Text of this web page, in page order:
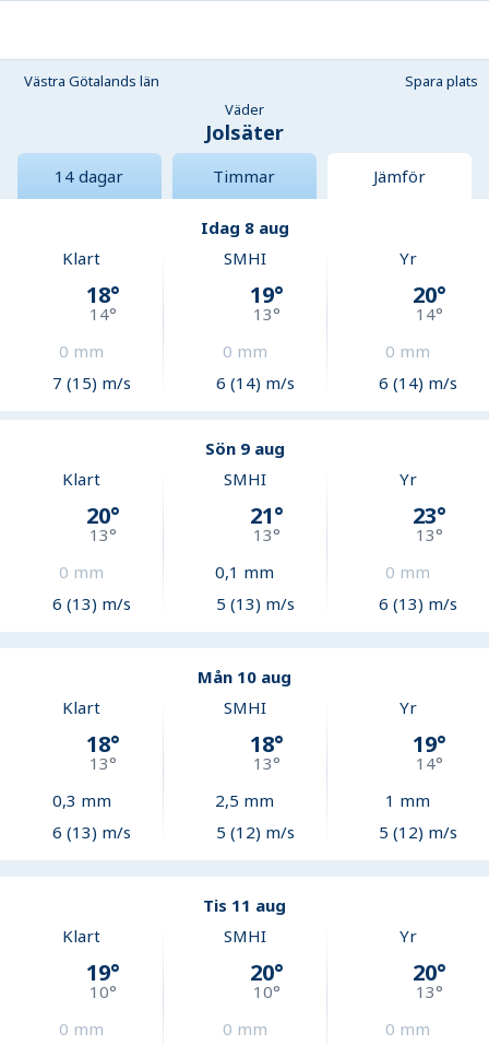
Västra Götalands län
Spara plats
Väder
Jolsäter
14 dagar Timmar Jämför
Idag 8 aug
Klart
18°
14°
0 mm
7 (15) m/s
SMHI
19°
13°
0 mm
6 (14) m/s
Yr
20°
14°
0 mm
6 (14) m/s
Sön 9 aug
Klart
20°
13°
0 mm
6 (13) m/s
SMHI
21°
13°
0,1 mm
5 (13) m/s
Yr
23°
13°
0 mm
6 (13) m/s
Mån 10 aug
Klart
18°
13°
0,3 mm
6 (13) m/s
SMHI
18°
13°
2,5 mm
5 (12) m/s
Yr
19°
14°
1 mm
5 (12) m/s
Tis 11 aug
Klart
19°
10°
0 mm
SMHI
20°
10°
0 mm
Yr
20°
13°
0 mm